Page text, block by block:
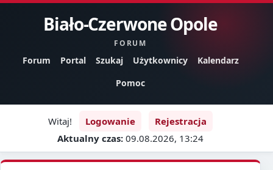
Biało-Czerwone Opole
FORUM
Forum Portal Szukaj Użytkownicy
Kalendarz
Pomoc
Witaj! Logowanie
Rejestracja
Aktualny czas: 09.08.2026, 13:24